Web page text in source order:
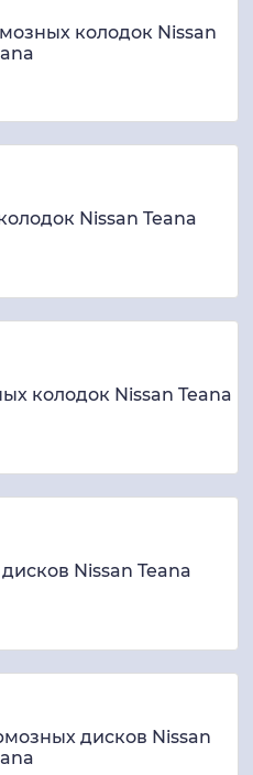
колодок Nissan
Nissan Teana
колодок Nissan Teana
Nissan Teana
дисков Nissan